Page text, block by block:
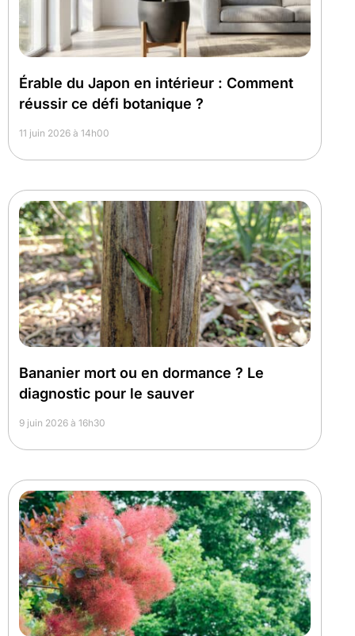
Érable du Japon en intérieur : Comment
réussir ce défi botanique ?
11 juin 2026 à 14h00
Bananier mort ou en dormance ? Le
diagnostic pour le sauver
9 juin 2026 à 16h30